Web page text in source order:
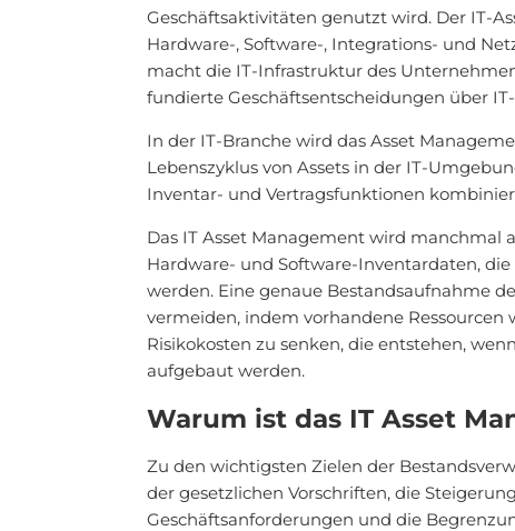
Geschäftsaktivitäten genutzt wird. Der IT-
Hardware-, Software-, Integrations- und
macht die IT-Infrastruktur des
fundierte Geschäftsentscheidungen über
In der IT-Branche wird das Asset
Lebenszyklus von Assets in der IT-
Inventar- und Vertragsfunktionen
Das IT Asset Management wird manchmal
Hardware- und Software-Inventardaten,
werden. Eine genaue Bestandsaufnahme
vermeiden, indem vorhandene
Risikokosten zu senken, die entstehen,
aufgebaut werden.
Warum ist das IT Asset
Zu den wichtigsten Zielen der
der gesetzlichen Vorschriften, die
Geschäftsanforderungen und die